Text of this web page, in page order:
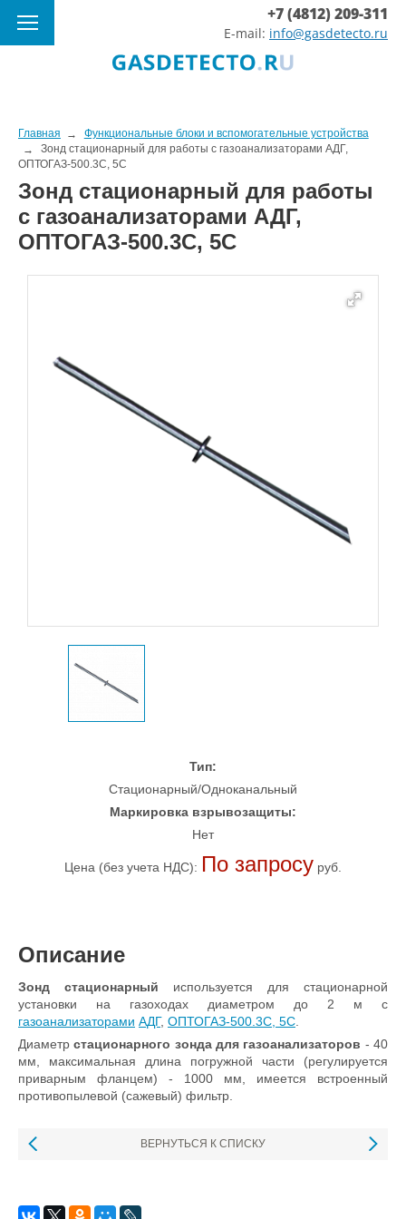
+7 (4812) 209-311
E-mail: info@gasdetecto.ru
Главная
Функциональные блоки и вспомогательные устройства
Зонд стационарный для работы с газоанализаторами АДГ,
ОПТОГАЗ-500.3С, 5С
Зонд стационарный для работы
с газоанализаторами АДГ,
ОПТОГАЗ-500.3С, 5С
Тип:
Стационарный/Одноканальный
Маркировка взрывозащиты:
Нет
Цена (без учета НДС): По запросу руб.
Описание
Зонд стационарный используется для стационарной
установки на газоходах диаметром до 2 м с
газоанализаторами АДГ, ОПТОГАЗ-500.3С, 5С
Диаметрстационарного зонда для газоанализаторов - 40
мм, максимальная длина погружной части (регулируется
приварным фланцем) - 1000 мм, имеется встроенный
противопылевой (сажевый) фильтр.
ВЕРНУТЬСЯ К СПИСКУ